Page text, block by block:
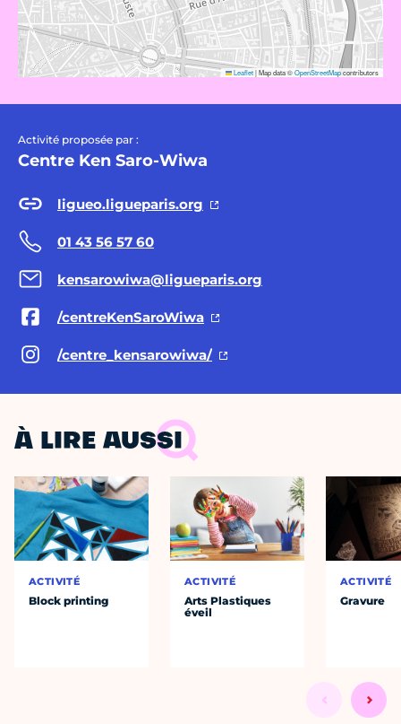
Leaflet|Map data ©OpenStreetMapcontributors
Activité proposée par :
Centre Ken Saro-Wiwa
ligueo.ligueparis.org
01 43 56 57 60
kensarowiwa@ligueparis.org
/centreKenSaroWiwa
/centre_kensarowiwa/
À LIRE AUSSI
ACTIVITÉ
Block printing
ACTIVITÉ
Arts Plastiques
éveil
ACTIVITÉ
Gravure